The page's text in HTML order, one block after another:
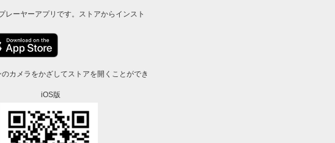
レーヤーアプリです。ストアからインスト
カメラをかざしてストアを開くことができ
iOS版